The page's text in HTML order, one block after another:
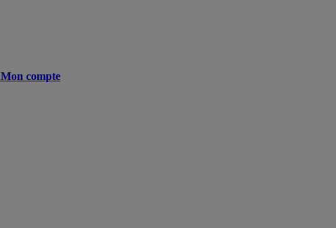
Mon compte